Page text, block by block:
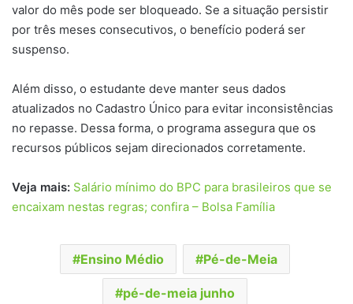
valor do mês pode ser bloqueado. Se a situação persistir
por três meses consecutivos, o benefício poderá ser
suspenso.
Além disso, o estudante deve manter seus dados
atualizados no Cadastro Único para evitar inconsistências
no repasse. Dessa forma, o programa assegura que os
recursos públicos sejam direcionados corretamente.
Veja mais: Salário mínimo do BPC para brasileiros que se
encaixam nestas regras; confira – Bolsa Família
Ensino Médio Pé-de-Meia
pé-de-meia junho